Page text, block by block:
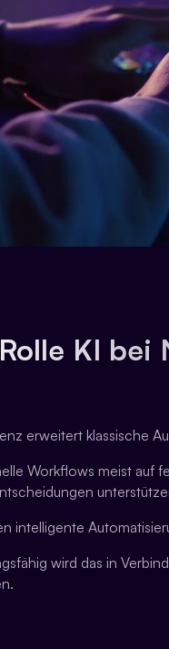
KI bei
erweitert klassische
Workflows meist auf
intelligente
wird das in